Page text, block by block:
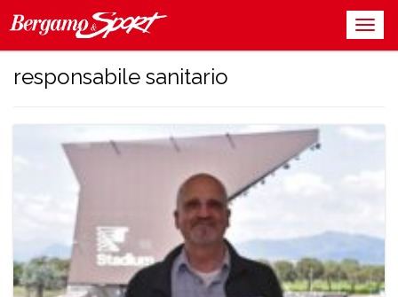
responsabile sanitario